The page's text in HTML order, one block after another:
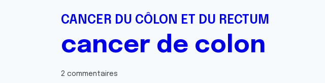
CANCER DU CÔLON ET DU RECTUM
cancer de colon
2 commentaires